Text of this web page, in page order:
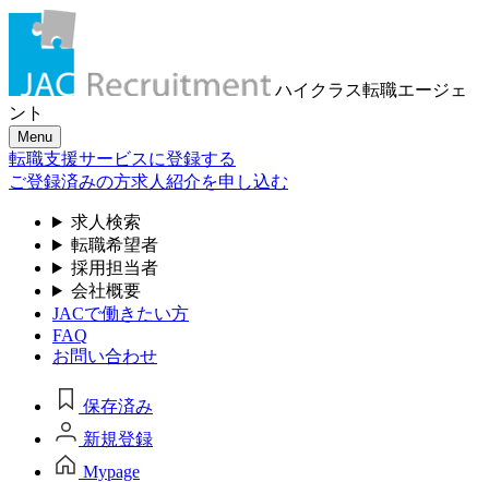
ハイクラス転職エージェ
ント
Menu
転職支援サービスに登録する
ご登録済みの方求人紹介を申し込む
求人検索
転職希望者
採用担当者
会社概要
JACで働きたい方
FAQ
お問い合わせ
保存済み
新規登録
Mypage